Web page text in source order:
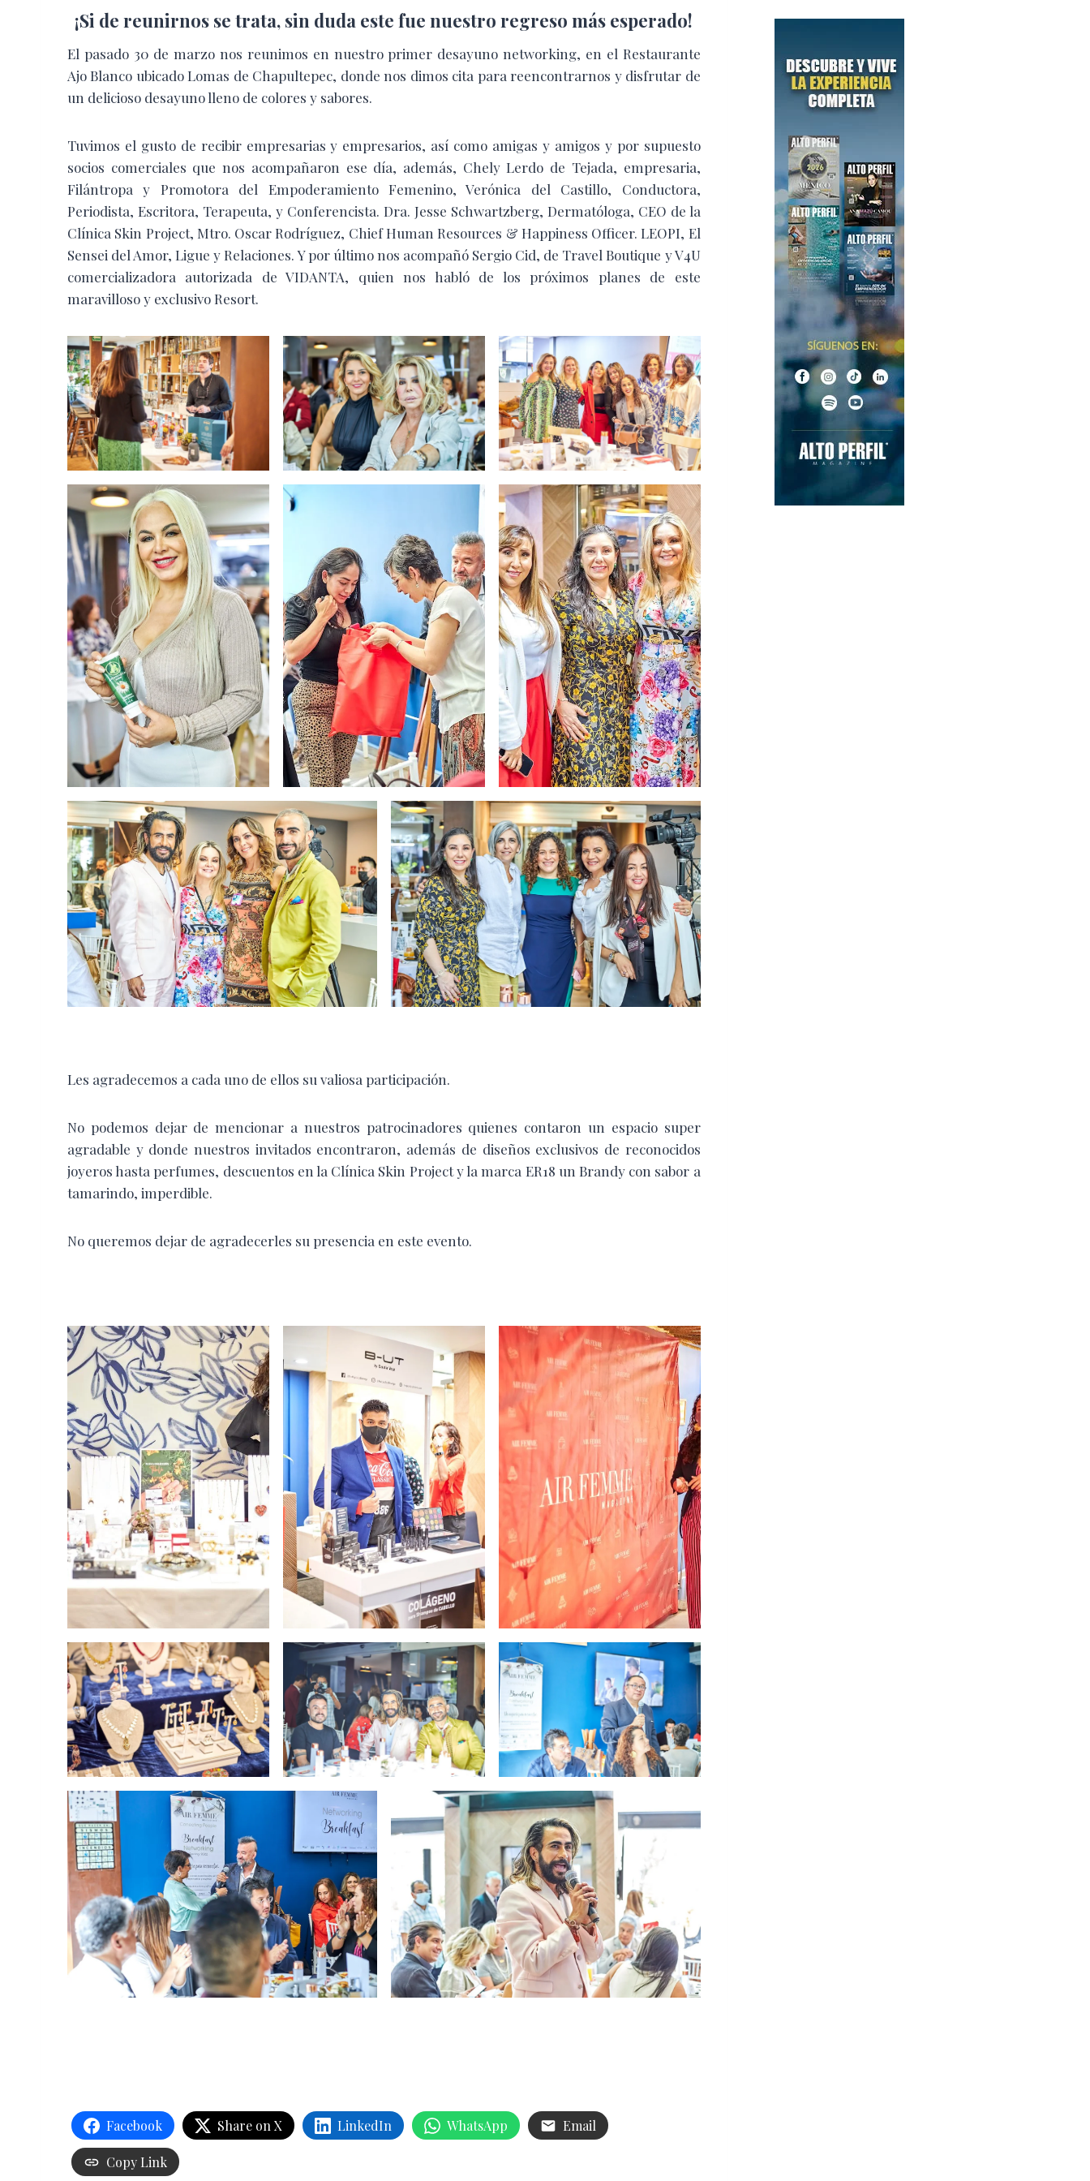
¡Si de reunirnos se trata, sin duda este fue nuestro regreso más esperado!
El pasado 30 de marzo nos reunimos en nuestro primer desayuno networking, en el Restaurante
Ajo Blanco ubicado Lomas de Chapultepec, donde nos dimos cita para reencontrarnos y disfrutar de
un delicioso desayuno lleno de colores y sabores.
Tuvimos el gusto de recibir empresarias y empresarios, así como amigas y amigos y por supuesto
socios comerciales que nos acompañaron ese día, además, Chely Lerdo de Tejada, empresaria,
Filántropa y Promotora del Empoderamiento Femenino, Verónica del Castillo, Conductora,
Periodista, Escritora, Terapeuta, y Conferencista. Dra. Jesse Schwartzberg, Dermatóloga, CEO de la
Clínica Skin Project, Mtro. Oscar Rodríguez, Chief Human Resources & Happiness Officer. LEOPI, El
Sensei del Amor, Ligue y Relaciones. Y por último nos acompañó Sergio Cid, de Travel Boutique y V4U
comercializadora autorizada de VIDANTA, quien nos habló de los próximos planes de este
maravilloso y exclusivo Resort.
Les agradecemos a cada uno de ellos su valiosa participación.
No podemos dejar de mencionar a nuestros patrocinadores quienes contaron un espacio super
agradable y donde nuestros invitados encontraron, además de diseños exclusivos de reconocidos
joyeros hasta perfumes, descuentos en la Clínica Skin Project y la marca ER18 un Brandy con sabor a
tamarindo, imperdible.
No queremos dejar de agradecerles su presencia en este evento.
Facebook Share on X LinkedIn WhatsApp Email
Copy Link